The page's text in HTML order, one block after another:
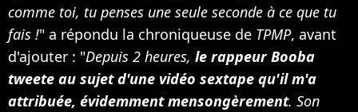
comme toi, tu penses une seule seconde à ce que tu
fais !" a répondu la chroniqueuse de TPMP, avant
d'ajouter : "Depuis 2 heures, le rappeur Booba
tweete au sujet d'une vidéo sextape qu'il m'a
attribuée, évidemment mensongèrement. Son